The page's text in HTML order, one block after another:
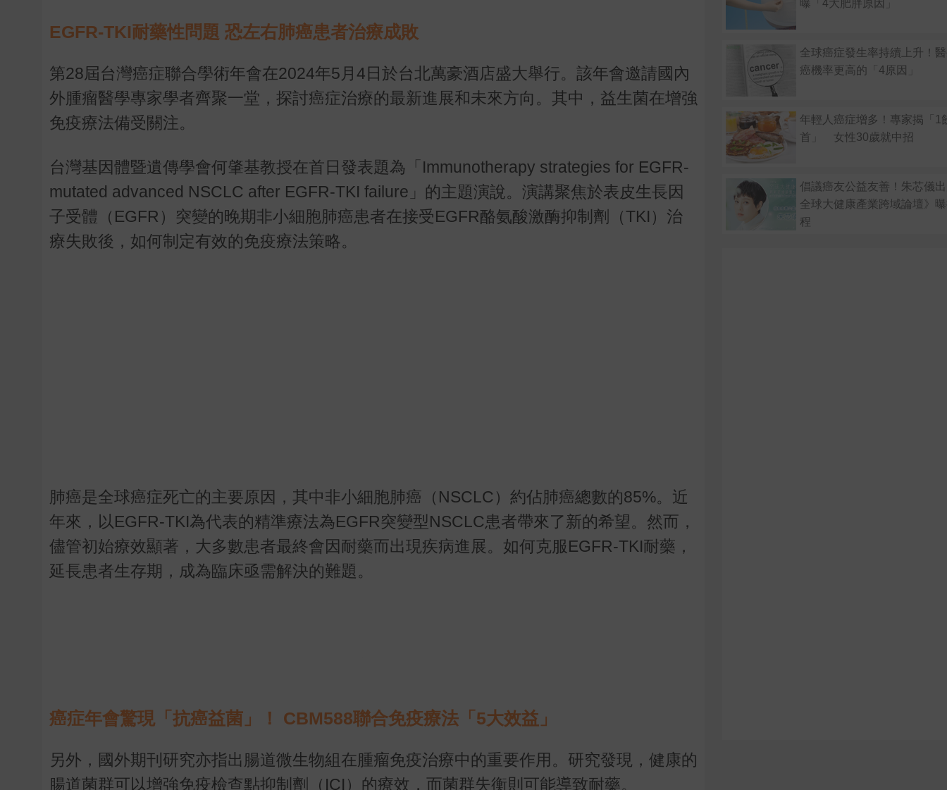
EGFR-TKI耐藥性問題 恐左右肺癌患者治療成敗
第28屆台灣癌症聯合學術年會在2024年5月4日於台北萬豪酒店盛大舉行。該年會邀請國內
外腫瘤醫學專家學者齊聚一堂，探討癌症治療的最新進展和未來方向。其中，益生菌在增強
免疫療法備受關注。
台灣基因體暨遺傳學會何肇基教授在首日發表題為「Immunotherapy strategies for EGFR-
mutated advanced NSCLC after EGFR-TKI failure」的主題演說。演講聚焦於表皮生長因
子受體（EGFR）突變的晚期非小細胞肺癌患者在接受EGFR酪氨酸激酶抑制劑（TKI）治
療失敗後，如何制定有效的免疫療法策略。
肺癌是全球癌症死亡的主要原因，其中非小細胞肺癌（NSCLC）約佔肺癌總數的85%。近
年來，以EGFR-TKI為代表的精準療法為EGFR突變型NSCLC患者帶來了新的希望。然而，
儘管初始療效顯著，大多數患者最終會因耐藥而出現疾病進展。如何克服EGFR-TKI耐藥，
延長患者生存期，成為臨床亟需解決的難題。
癌症年會驚現「抗癌益菌」！ CBM588聯合免疫療法「5大效益」
另外，國外期刊研究亦指出腸道微生物組在腫瘤免疫治療中的重要作用。研究發現，健康的
腸道菌群可以增強免疫檢查點抑制劑（ICI）的療效，而菌群失衡則可能導致耐藥。
曝「4大肥胖原因」
全球癌症發生率持續上升！
癌機率更高的「4原因」
年輕人癌症增多！專家揭「1
首」 女性30歲就中招
倡議癌友公益友善！朱芯儀
全球大健康產業跨域論壇》
程